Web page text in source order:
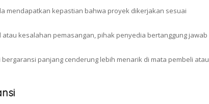
mendapatkan kepastian bahwa proyek dikerjakan sesuai
atau kesalahan pemasangan, pihak penyedia bertanggung jawab
panjang cenderung lebih menarik di mata pembeli atau